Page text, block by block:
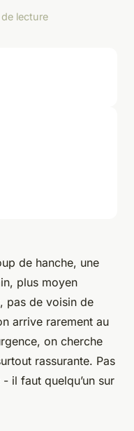
lecture
de hanche, une
plus moyen
pas de voisin de
arrive rarement au
on cherche
rassurante. Pas
il faut quelqu’un sur